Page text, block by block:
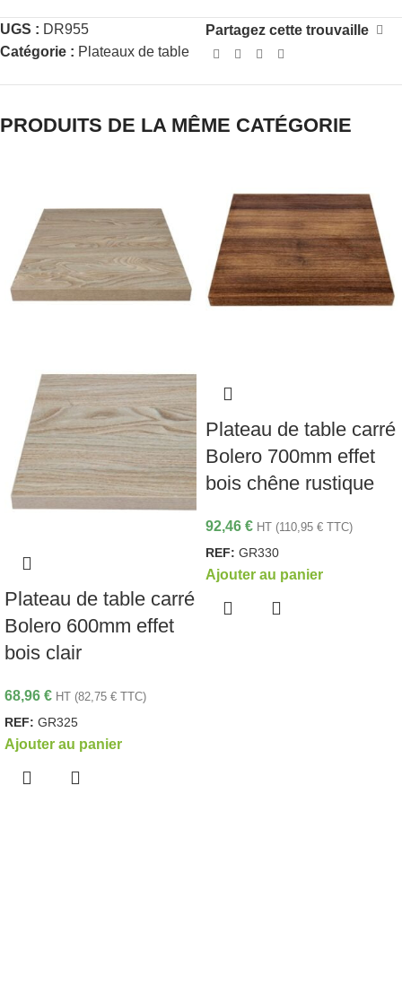
UGS : DR955
Catégorie : Plateaux de table
Partagez cette trouvaille
PRODUITS DE LA MÊME CATÉGORIE
Plateau de table carré
Bolero 600mm effet
bois clair
68,96 € HT (82,75 € TTC)
REF: GR325
Ajouter au panier
Plateau de table carré
Bolero 700mm effet
bois chêne rustique
92,46 € HT (110,95 € TTC)
REF: GR330
Ajouter au panier